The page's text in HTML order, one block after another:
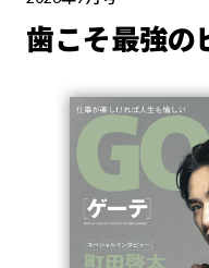
歯こそ最強の